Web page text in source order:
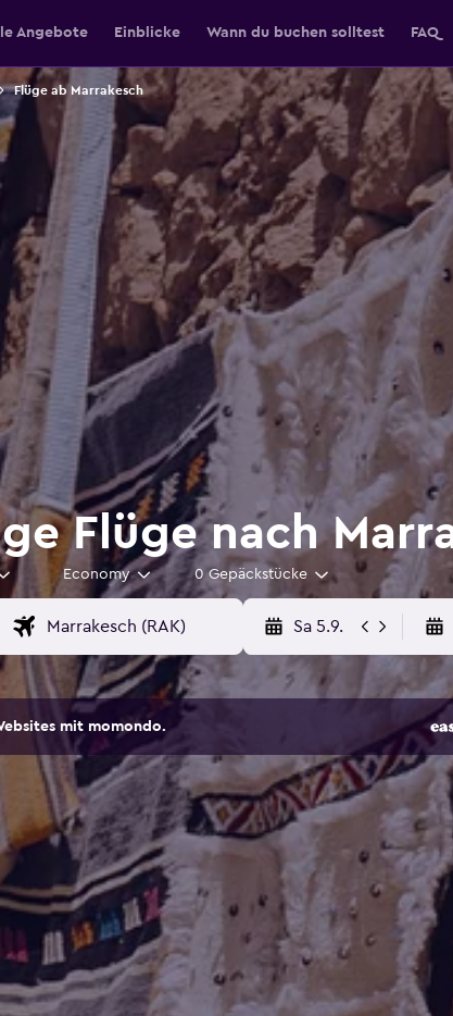
Angebote Einblicke Wann du buchen solltest FAQ
Flüge ab Marrakesch
Flüge nach
Economy 0 Gepäckstücke
Sa 5.9.
mit momondo.